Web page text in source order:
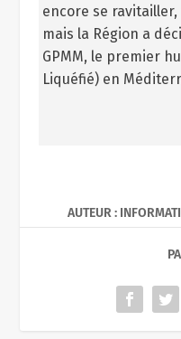
encore se
mais la Région a
GPMM, le premier
Liquéfié) en
AUTEUR :